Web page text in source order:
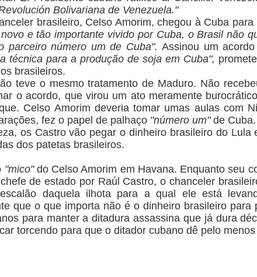
Bolivariana de Venezuela."
brasileiro, Celso Amorim, chegou à Cuba para
e tão importante vivido por Cuba, o Brasil não
parceiro número um de Cuba".Assinou um
técnica para a produção de soja em Cuba",
brasileiros.
teve o mesmo tratamento de Maduro. Não
o acordo, que virou um ato meramente
Celso Amorim deveria tomar umas aulas com
fez o papel de palhaço "número um" de Cuba.
os Castro vão pegar o dinheiro brasileiro do
dos patetas brasileiros.
"mico"do Celso Amorim em Havana. Enquanto seu
de estado por Raúl Castro, o chanceler
daquela ilhota para a qual ele está
que o que importa não é o dinheiro brasileiro
para manter a ditadura assassina que já dura
torcendo para que o ditador cubano dê pelo